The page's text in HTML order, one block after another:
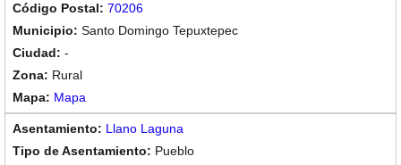
70206
Santo Domingo Tepuxtepec
-
Rural
Mapa
Llano Laguna
Pueblo